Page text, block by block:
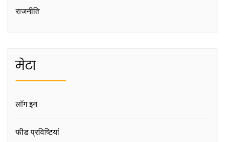
राजनीति
मेटा
लॉग इन
फीड प्रविष्टियां